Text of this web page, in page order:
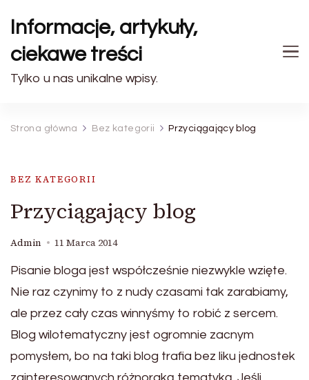
Informacje, artykuły,
ciekawe treści
Tylko u nas unikalne wpisy.
Strona główna Bez kategorii Przyciągający blog
BEZ KATEGORII
Przyciągający blog
Admin 11 Marca 2014
Pisanie bloga jest współcześnie niezwykle wzięte.
Nie raz czynimy to z nudy czasami tak zarabiamy,
ale przez cały czas winnyśmy to robić z sercem.
Blog wilotematyczny jest ogromnie zacnym
pomysłem, bo na taki blog trafia bez liku jednostek